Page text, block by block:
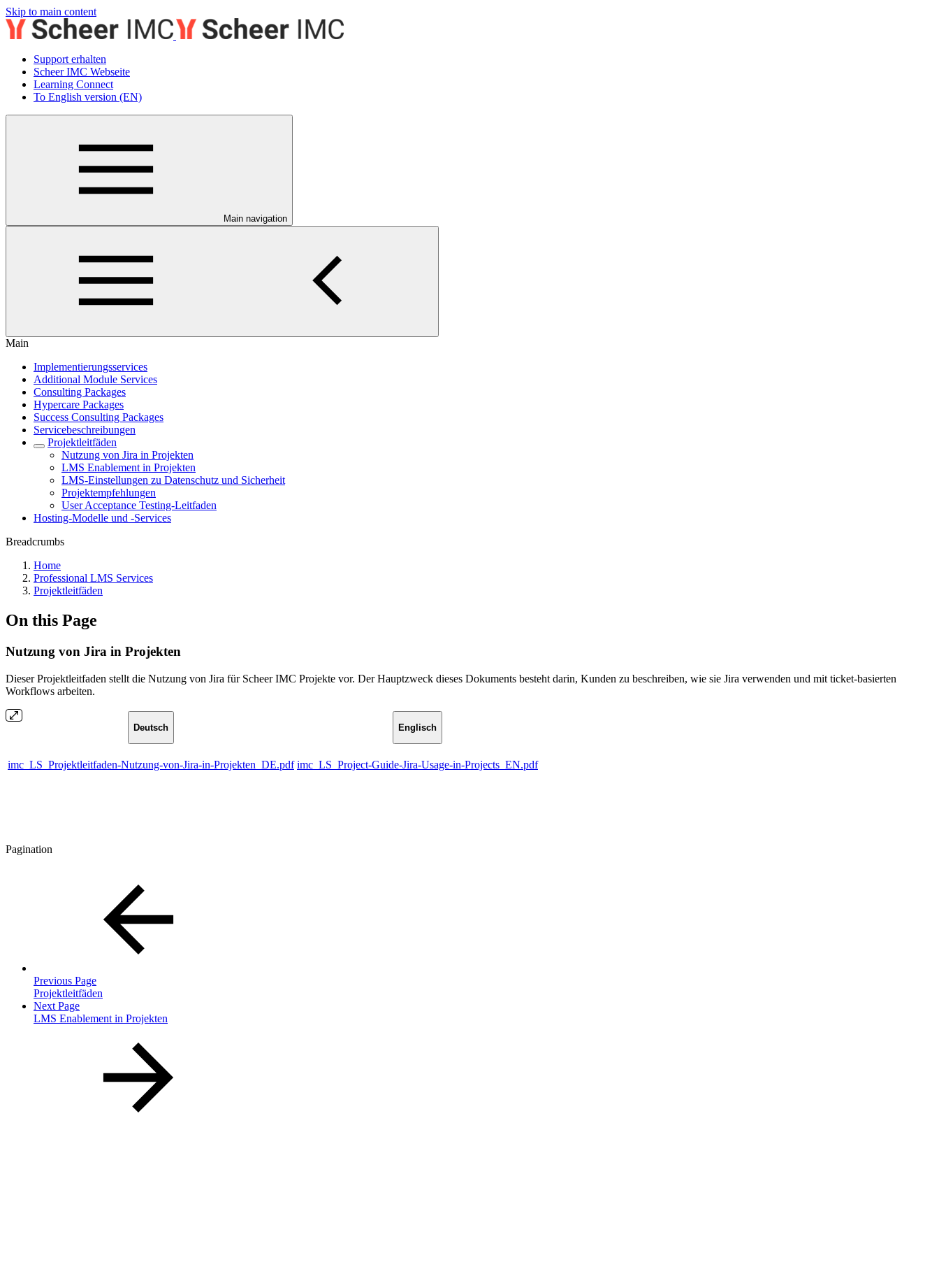
Skip to main content
Support erhalten
Scheer IMC Webseite
Learning Connect
To English version (EN)
Main navigation
Main
Implementierungsservices
Additional Module Services
Consulting Packages
Hypercare Packages
Success Consulting Packages
Servicebeschreibungen
Projektleitfäden
Nutzung von Jira in Projekten
LMS Enablement in Projekten
LMS-Einstellungen zu Datenschutz und Sicherheit
Projektempfehlungen
User Acceptance Testing-Leitfaden
Hosting-Modelle und -Services
Breadcrumbs
Home
Professional LMS Services
Projektleitfäden
On this Page
Nutzung von Jira in Projekten
Dieser Projektleitfaden stellt die Nutzung von Jira für Scheer IMC Projekte vor. Der Hauptzweck dieses Dokuments besteht darin, Kunden zu beschreiben, wie sie Jira verwenden und mit ticket-basierten
Workflows arbeiten.
Deutsch Englisch
imc_LS_Projektleitfaden-Nutzung-von-Jira-in-Projekten_DE.pdf imc_LS_Project-Guide-Jira-Usage-in-Projects_EN.pdf
Pagination
Previous Page
Projektleitfäden
Next Page
LMS Enablement in Projekten